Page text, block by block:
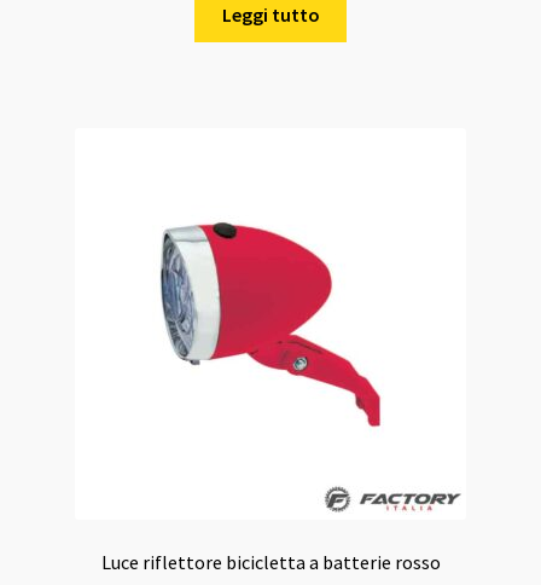
Leggi tutto
Luce riflettore bicicletta a batterie rosso